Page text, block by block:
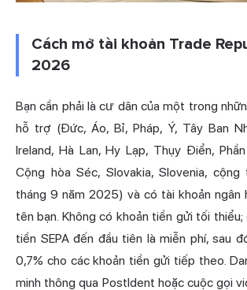
Cách mở tài khoản Trade
2026
Bạn cần phải là cư dân của một trong
hỗ trợ (Đức, Áo, Bỉ, Pháp, Ý, Tây Ban
Ireland, Hà Lan, Hy Lạp, Thụy Điển,
Cộng hòa Séc, Slovakia, Slovenia,
tháng 9 năm 2025) và có tài khoản ngân
tên bạn. Không có khoản tiền gửi tối thiểu;
tiền SEPA đến đầu tiên là miễn phí, sau
0,7% cho các khoản tiền gửi tiếp theo.
minh thông qua PostIdent hoặc cuộc gọi